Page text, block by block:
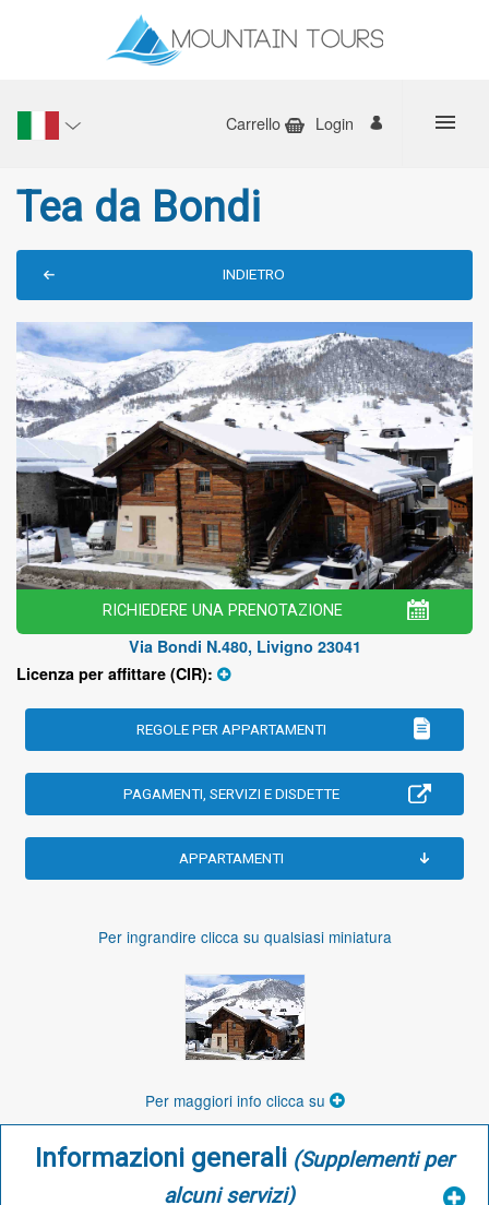
Login
Carrello
Tea da Bondi
INDIETRO
RICHIEDERE UNA PRENOTAZIONE
Via Bondi N.480, Livigno 23041
Licenza per affittare (CIR):
REGOLE PER APPARTAMENTI
PAGAMENTI, SERVIZI E DISDETTE
APPARTAMENTI
Per ingrandire clicca su qualsiasi miniatura
Per maggiori info clicca su
Informazioni generali (Supplementi per
alcuni servizi)